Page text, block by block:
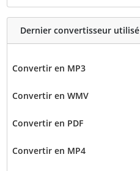
Dernier convertisseur utilisé
Convertir en MP3
Convertir en WMV
Convertir en PDF
Convertir en MP4